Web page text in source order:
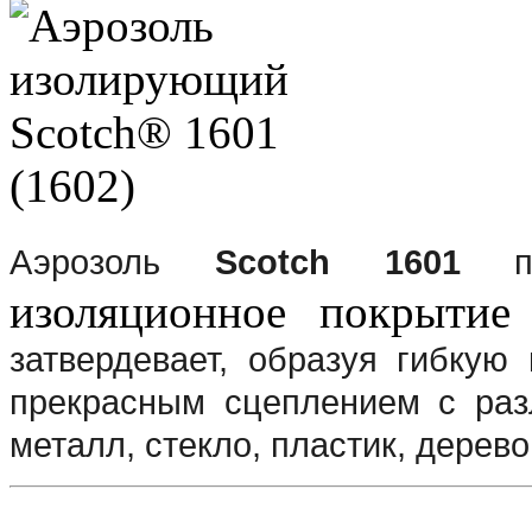
Аэрозоль Scotch 1601
изоляционное
затвердевает, образуя
прекрасным сцеплением с
металл, стекло, пластик,